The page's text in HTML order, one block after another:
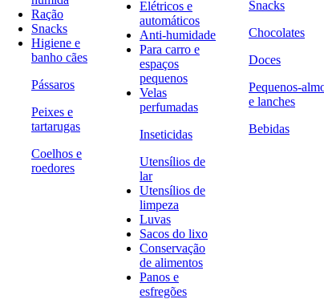
Ração
Snacks
Higiene e
banho cães
Pássaros
Peixes e
tartarugas
Coelhos e
roedores
Elétricos e
automáticos
Anti-humidade
Para carro e
espaços
pequenos
Velas
perfumadas
Inseticidas
Utensílios de
lar
Utensílios de
limpeza
Luvas
Sacos do lixo
Conservação
de alimentos
Panos e
esfregões
Snacks
Chocolates
Doces
Pequenos-
e lanches
Bebidas